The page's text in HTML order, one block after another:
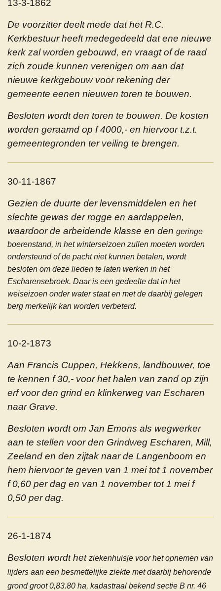
13-3-1862
De voorzitter deelt mede dat het R.C.
Kerkbestuur heeft medegedeeld dat ene nieuwe
kerk zal worden gebouwd, en vraagt of de raad
zich zoude kunnen verenigen om aan dat
nieuwe kerkgebouw voor rekening der
gemeente eenen nieuwen toren te bouwen.
Besloten wordt den toren te bouwen. De kosten
worden geraamd op f 4000,- en hiervoor t.z.t.
gemeentegronden ter veiling te brengen.
30-11-1867
Gezien de duurte der levensmiddelen en het
slechte gewas der rogge en aardappelen,
waardoor de arbeidende klasse en den geringe
boerenstand, in het winterseizoen zullen moeten worden
ondersteund of de pacht niet kunnen betalen, wordt
besloten om deze lieden te laten werken in het
Escharensebroek. Daar is een gedeelte dat in het
weiseizoen onder water staat en met de daarbij gelegen
berg merkelijk kan worden verbeterd.
10-2-1873
Aan Francis Cuppen, Hekkens, landbouwer, toe
te kennen f 30,- voor het halen van zand op zijn
erf voor den grind en klinkerweg van Escharen
naar Grave.
Besloten wordt om Jan Emons als wegwerker
aan te stellen voor den Grindweg Escharen, Mill,
Zeeland en den zijtak naar de Langenboom en
hem hiervoor te geven van 1 mei tot 1 november
f 0,60 per dag en van 1 november tot 1 mei f
0,50 per dag.
26-1-1874
Besloten wordt het ziekenhuisje voor het opnemen van
lijders aan een besmettelijke ziekte met daarbij behorende
grond groot 0,83.80 ha, kadastraal bekend sectie B nr. 46